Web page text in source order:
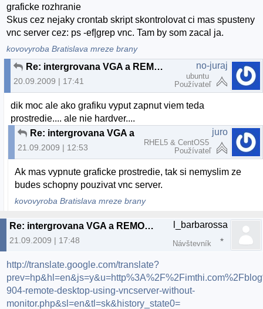
graficke rozhranie
Skus cez nejaky crontab skript skontrolovat ci mas spusteny
vnc server cez: ps -ef|grep vnc. Tam by som zacal ja.
kovovyroba Bratislava mreze brany
Re: intergrovana VGA a REMOTE DESCTOP
20.09.2009 | 17:41
no-juraj
ubuntu
Používateľ
dik moc ale ako grafiku vyput zapnut viem teda
prostredie.... ale nie hardver....
21.09.2009 | 12:53
juro
RHEL5 & CentOS5
Používateľ
Ak mas vypnute graficke prostredie, tak si nemyslim ze
budes schopny pouzivat vnc server.
kovovyroba Bratislava mreze brany
Re: intergrovana VGA a REMOTE DESCTOP
21.09.2009 | 17:48
l_barbarossa
Návštevník
http://translate.google.com/translate?
904-remote-desktop-using-vncserver-without-
monitor.php&sl=en&tl=sk&history_state0=